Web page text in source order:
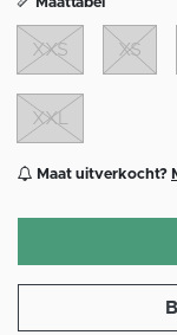
XXS XS
XXL
Maat uitverkocht?